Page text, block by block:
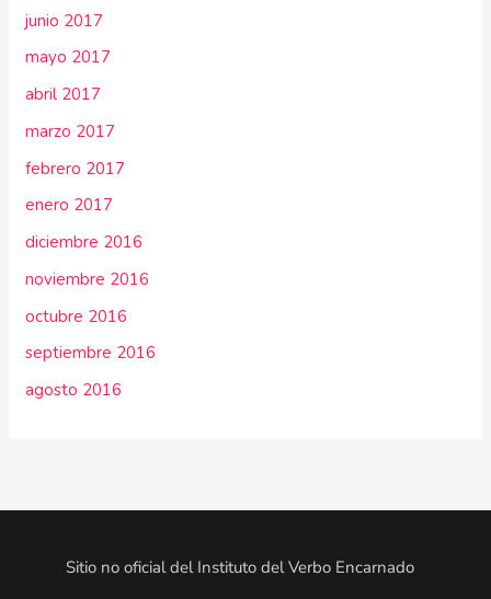
junio 2017
mayo 2017
abril 2017
marzo 2017
febrero 2017
enero 2017
diciembre 2016
noviembre 2016
octubre 2016
septiembre 2016
agosto 2016
Sitio no oficial del Instituto del Verbo Encarnado